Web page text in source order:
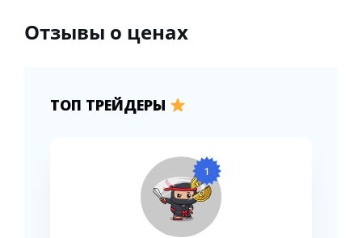
Отзывы о ценах
ТОП ТРЕЙДЕРЫ
1